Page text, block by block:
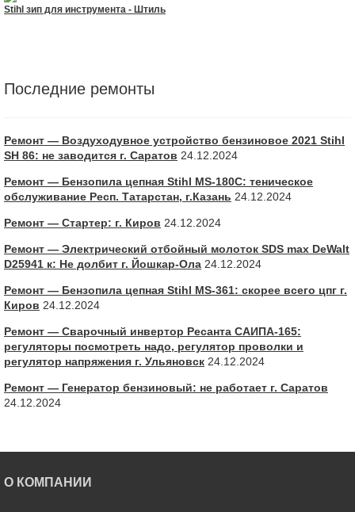
Stihl зип для инструмента - Штиль
Последние ремонты
Ремонт — Воздуходувное устройство бензиновое 2021 Stihl
SH 86: не заводится г. Саратов 24.12.2024
Ремонт — Бензопила цепная Stihl MS-180С: теническое
обслуживание Респ. Татарстан, г.Казань 24.12.2024
Ремонт — Стартер: г. Киров 24.12.2024
Ремонт — Электрический отбойный молоток SDS max DeWalt
D25941 к: Не долбит г. Йошкар-Ола 24.12.2024
Ремонт — Бензопила цепная Stihl MS-361: скорее всего цпг г.
Киров 24.12.2024
Ремонт — Сварочный инвертор Ресанта САИПА-165:
регуляторы посмотреть надо, регулятор проволки и
регулятор напряжения г. Ульяновск 24.12.2024
Ремонт — Генератор бензиновый: не работает г. Саратов
24.12.2024
О КОМПАНИИ